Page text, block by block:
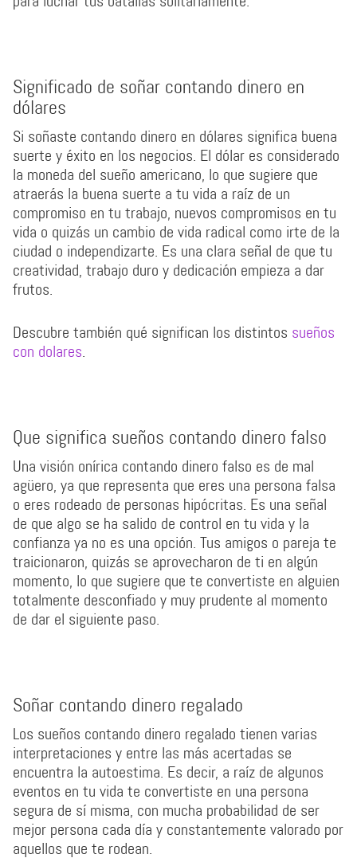
Significado de soñar contando dinero en
dólares
Si soñaste contando dinero en dólares significa buena
suerte y éxito en los negocios. El dólar es considerado
la moneda del sueño americano, lo que sugiere que
atraerás la buena suerte a tu vida a raíz de un
compromiso en tu trabajo, nuevos compromisos en tu
vida o quizás un cambio de vida radical como irte de la
ciudad o independizarte. Es una clara señal de que tu
creatividad, trabajo duro y dedicación empieza a dar
frutos.
Descubre también qué significan los distintos sueños
con dolares.
Que significa sueños contando dinero falso
Una visión onírica contando dinero falso es de mal
agüero, ya que representa que eres una persona falsa
o eres rodeado de personas hipócritas. Es una señal
de que algo se ha salido de control en tu vida y la
confianza ya no es una opción. Tus amigos o pareja te
traicionaron, quizás se aprovecharon de ti en algún
momento, lo que sugiere que te convertiste en alguien
totalmente desconfiado y muy prudente al momento
de dar el siguiente paso.
Soñar contando dinero regalado
Los sueños contando dinero regalado tienen varias
interpretaciones y entre las más acertadas se
encuentra la autoestima. Es decir, a raíz de algunos
eventos en tu vida te convertiste en una persona
segura de sí misma, con mucha probabilidad de ser
mejor persona cada día y constantemente valorado por
aquellos que te rodean.